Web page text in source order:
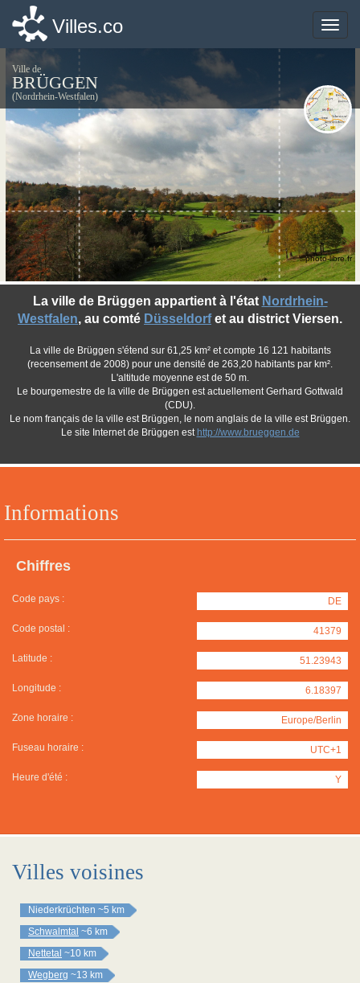
Toggle
Villes.co
Ville de
BRÜGGEN
(Nordrhein-Westfalen)
Informations
Chiffres
Code pays : DE
Code postal : 41379
Latitude : 51.23943
Longitude : 6.18397
Zone horaire : Europe/Berlin
Fuseau horaire : UTC+1
Heure d'été : Y
La ville de Brüggen appartient à l'état Nordrhein-
Westfalen, au comté Düsseldorfet au district Viersen.
La ville de Brüggen s'étend sur 61,25 km² et compte 16 121 habitants
(recensement de 2008) pour une densité de 263,20 habitants par km².
L'altitude moyenne est de 50 m.
Le bourgemestre de la ville de Brüggen est actuellement Gerhard Gottwald
(CDU).
Le nom français de la ville est Brüggen, le nom anglais de la ville est Brüggen.
Le site Internet de Brüggen est http://www.brueggen.de
©photo-libre.fr
Villes voisines
Niederkrüchten ~5 km
Schwalmtal ~6 km
Nettetal ~10 km
Wegberg ~13 km
Toggle
Villes.co